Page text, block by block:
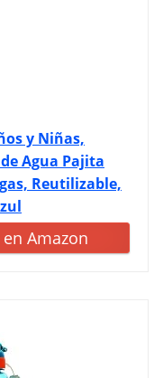
y Niñas,
Agua Pajita
Reutilizable,
Amazon